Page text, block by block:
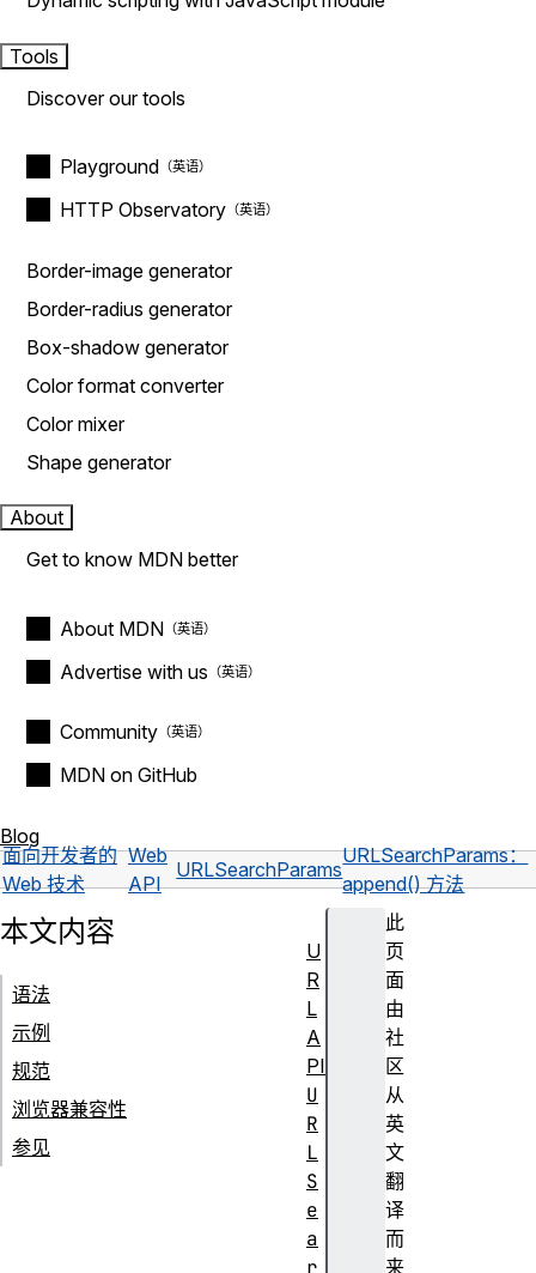
Tools
Discover our tools
Playground
HTTP Observatory
Border-image generator
Border-radius generator
Box-shadow generator
Color format converter
Color mixer
Shape generator
About
Get to know MDN better
About MDN
Advertise with us
Community
MDN on GitHub
Blog
面向开发者的
Web 技术
Web
API
URLSearchParams
URLSearchParams：
append() 方法
此
页
面
由
社
区
从
英
文
翻
译
而
来
本文内容
语法
示例
规范
浏览器兼容性
参见
U
R
L
A
PI
U
R
L
S
e
a
r